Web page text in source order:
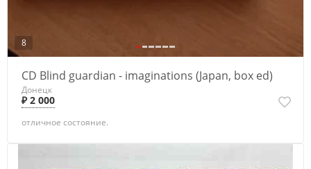
8
CD Blind guardian - imaginations (Japan, box ed)
Донецк
₽ 2 000
отличное состояние.